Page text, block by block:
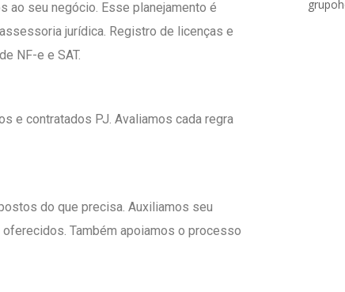
ao seu negócio. Esse planejamento é
jurídica. Registro de licenças e
NF-e e SAT.
e contratados PJ. Avaliamos cada regra
do que precisa. Auxiliamos seu
Também apoiamos o processo